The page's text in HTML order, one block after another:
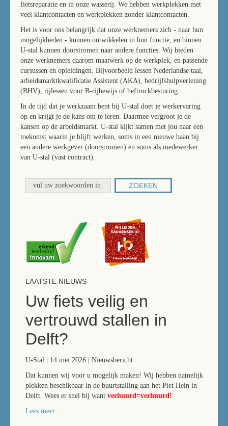
fietsreparatie en in onze wasserij. We hebben werkplekken met
veel klantcontacten en werkplekken zonder klantcontacten.
Het is voor ons belangrijk dat onze werknemers zich - naar hun
mogelijkheden - kunnen ontwikkelen in hun functie, en binnen
U-stal kunnen doorstromen naar andere functies. Wij bieden
onze werknemers daarom maatwerk op de werkplek, en passende
cursussen en opleidingen. Bijvoorbeeld lessen Nederlandse taal,
arbeidsmarktkwalificatie Assistent (AKA), bedrijfshulpverlening
(BHV), rijlessen voor B-rijbewijs of heftruckbesturing.
In de tijd dat je werkzaam bent bij U-stal doet je werkervaring
op en krijgt je de kans om te leren. Daarmee vergroot je de
kansen op de arbeidsmarkt. U-stal kijkt samen met jou naar een
toekomst waarin je blijft werken, soms in een nieuwe baan bij
een andere werkgever (doorstromen) en soms als medewerker
van U-stal (vast contract).
ZOEKEN
LAATSTE NIEUWS
Uw fiets veilig en
vertrouwd stallen in
Delft?
U-Stal | 14 mei 2026 | Nieuwsbericht
Dat kunnen wij voor u mogelijk maken! Wij hebben namelijk
plekken beschikbaar in de buurtstalling aan het Piet Hein in
Delft. Wees er snel bij want verhuurd=verhuurd!
Lees meer...